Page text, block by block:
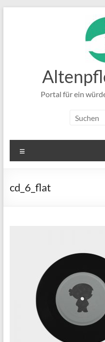
Portal für ein
cd_6_flat